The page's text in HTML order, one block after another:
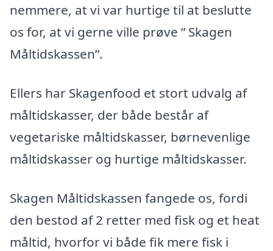
nemmere, at vi var hurtige til at beslutte
os for, at vi gerne ville prøve ” Skagen
Måltidskassen”.
Ellers har Skagenfood et stort udvalg af
måltidskasser, der både består af
vegetariske måltidskasser, børnevenlige
måltidskasser og hurtige måltidskasser.
Skagen Måltidskassen fangede os, fordi
den bestod af 2 retter med fisk og et heat
måltid, hvorfor vi både fik mere fisk i